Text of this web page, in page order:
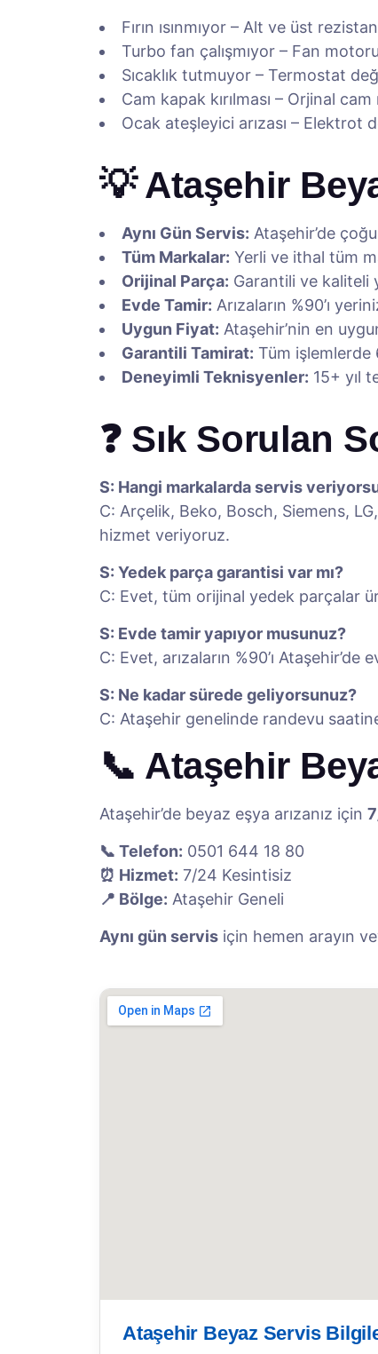
Fırın ısınmıyor – Alt ve üst
Turbo fan çalışmıyor – Fan
Sıcaklık tutmuyor – Termostat
Cam kapak kırılması – Orjinal cam
Ocak ateşleyici arızası – Elektrot
💡 Ataşehir
Aynı Gün Servis: Ataşehir’de
Tüm Markalar: Yerli ve ithal tüm
Orijinal Parça: Garantili ve kaliteli
Evde Tamir: Arızaların %90’ı
Uygun Fiyat: Ataşehir’nin en
Garantili Tamirat: Tüm
Deneyimli Teknisyenler: 15+ yıl
❓ Sık Sorulan
S: Hangi markalarda servis
C: Arçelik, Beko, Bosch, Siemens,
hizmet veriyoruz.
S: Yedek parça garantisi var mı?
C: Evet, tüm orijinal yedek parçalar
S: Evde tamir yapıyor musunuz?
C: Evet, arızaların %90’ı
S: Ne kadar sürede geliyorsunuz?
C: Ataşehir genelinde randevu
📞 Ataşehir
Ataşehir’de beyaz eşya arızanız için
📞 Telefon: 0501 644 18 80
⏰ Hizmet: 7/24 Kesintisiz
📍 Bölge: Ataşehir Geneli
Aynı gün servis için hemen arayın
Ataşehir Beyaz Servis